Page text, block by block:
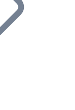
e comercialize
nosso serviço de